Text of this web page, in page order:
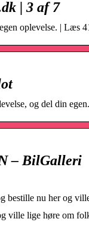
| 3 af 7
oplevelse. | Læs
og del din egen.
– BilGalleri
nu her og
ville lige høre om